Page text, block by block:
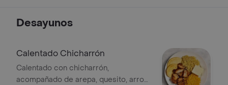
Desayunos
Calentado Chicharrón
Calentado con chicharrón,
acompañado de arepa, quesito, arroz,